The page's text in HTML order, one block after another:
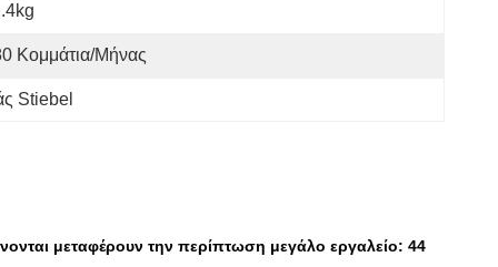
Κομμάτια/μήνας
Stiebel
μεταφέρουν την περίπτωση μεγάλο εργαλείο: 44